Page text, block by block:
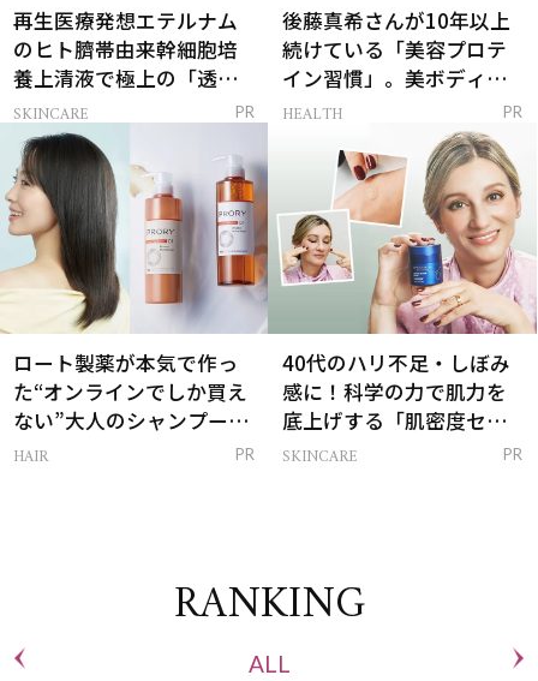
再生医療発想エテルナム
のヒト臍帯由来幹細胞培
養上清液で極上の「透明
感ハリ肌」へ
SKINCARE PR
後藤真希さんが10年以上
続けている「美容プロテ
イン習慣」。美ボディを
支える朝ルーティンと
HEALTH PR
ロート製薬が本気で作っ
た“オンラインでしか買え
ない”大人のシャンプー＆
トリートメントって？
HAIR PR
40代のハリ不足・しぼみ
感に！科学の力で肌力を
底上げする「肌密度セラ
ム」
SKINCARE PR
RANKING
ALL